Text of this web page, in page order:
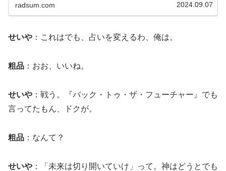
radsum.com 2024.09.07
せいや ：これはでも、占いを変えるわ、俺は。
粗品 ：おお、いいね。
せいや ：戦う。『バック・トゥ・ザ・フューチャー』でも
言ってたもん、ドクが。
粗品 ：なんて？
せいや ：「未来は切り開いていけ」って。神はどうとでも